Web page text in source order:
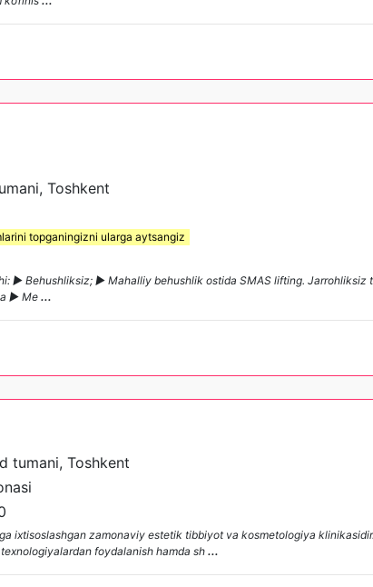
Toshkent
topganingizni ularga aytsangiz
► Behushliksiz; ► Mahalliy behushlik ostida SMAS lifting. Jarrohliksiz
► Me ...
tumani, Toshkent
ixtisoslashgan zamonaviy estetik tibbiyot va kosmetologiya
foydalanish hamda sh ...